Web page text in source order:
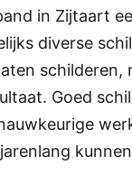
in Zijtaart
diverse
schilderen,
Goed